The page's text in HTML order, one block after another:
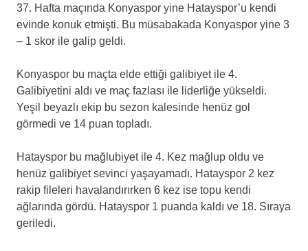
37. Hafta maçında Konyaspor yine Hatayspor’u kendi
evinde konuk etmişti. Bu müsabakada Konyaspor yine 3
– 1 skor ile galip geldi.
Konyaspor bu maçta elde ettiği galibiyet ile 4.
Galibiyetini aldı ve maç fazlası ile liderliğe yükseldi.
Yeşil beyazlı ekip bu sezon kalesinde henüz gol
görmedi ve 14 puan topladı.
Hatayspor bu mağlubiyet ile 4. Kez mağlup oldu ve
henüz galibiyet sevinci yaşayamadı. Hatayspor 2 kez
rakip fileleri havalandırırken 6 kez ise topu kendi
ağlarında gördü. Hatayspor 1 puanda kaldı ve 18. Sıraya
geriledi.